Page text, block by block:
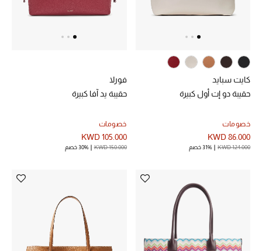
الأزياء
مستلزمات المنزل
توتيمي
تعكس توتيمي فن الأناقة السهلة بقطع أساسية راقية
مصممة لتدوم وتتجاوز صيحات الموسم
كايت سبايد
حقيبة دو إت أول كبيرة
خصومات
KWD 86.000
KWD 124.000 31% خصم
فورلا
حقيبة يد آفا كبيرة
خصومات
KWD 105.000
KWD 150.000 30% خصم